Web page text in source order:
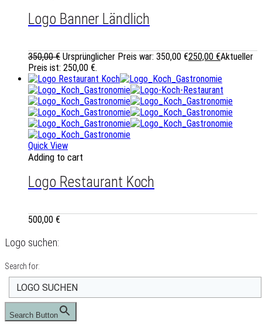
Logo Banner Ländlich
350,00€ Ursprünglicher Preis war: 350,00 €250,00 €Aktueller
Preis ist: 250,00 €.
Quick View
Adding to cart
Logo Restaurant Koch
500,00 €
Logo suchen:
Search for:
Search Button